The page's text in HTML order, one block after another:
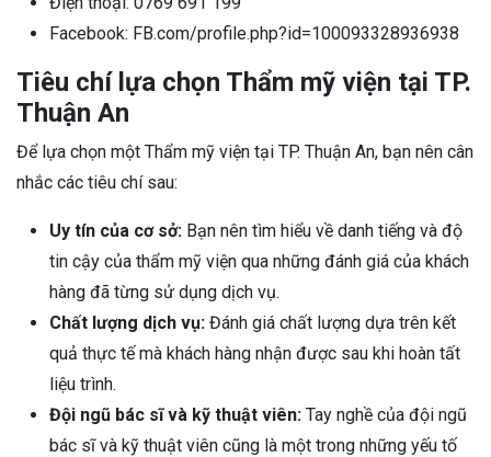
Facebook: FB.com/profile.php?id=100093328936938
Tiêu chí lựa chọn Thẩm mỹ viện tại TP.
Thuận An
Để lựa chọn một Thẩm mỹ viện tại TP. Thuận An, bạn nên cân
nhắc các tiêu chí sau:
Uy tín của cơ sở: Bạn nên tìm hiểu về danh tiếng và độ
tin cậy của thẩm mỹ viện qua những đánh giá của khách
hàng đã từng sử dụng dịch vụ.
Chất lượng dịch vụ: Đánh giá chất lượng dựa trên kết
quả thực tế mà khách hàng nhận được sau khi hoàn tất
liệu trình.
Đội ngũ bác sĩ và kỹ thuật viên: Tay nghề của đội ngũ
bác sĩ và kỹ thuật viên cũng là một trong những yếu tố